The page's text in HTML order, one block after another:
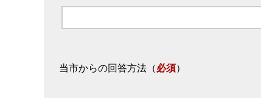
当市からの回答方法 （必須）